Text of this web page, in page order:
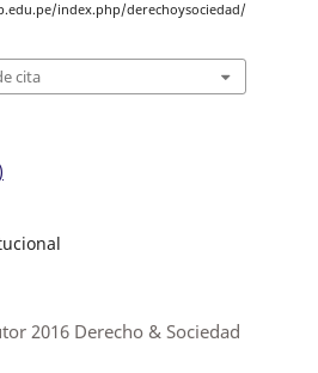
index.php/derechoysociedad/
cita
2016 Derecho & Sociedad